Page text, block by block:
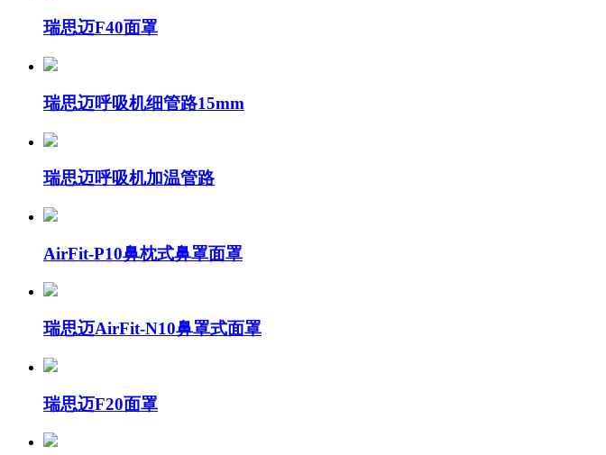
瑞思迈F40面罩
瑞思迈呼吸机细管路15mm
瑞思迈呼吸机加温管路
AirFit-P10鼻枕式鼻罩面罩
瑞思迈AirFit-N10鼻罩式面罩
瑞思迈F20面罩